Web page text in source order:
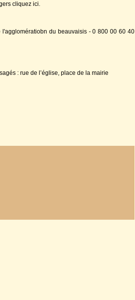
cliquez ici.
du beauvaisis - 0 800 00 60 40
: rue de l’église, place de la mairie